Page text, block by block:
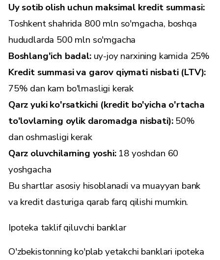
Uy sotib olish uchun maksimal kredit summasi:
Toshkent shahrida 800 mln so'mgacha, boshqa
hududlarda 500 mln so'mgacha
Boshlang'ich badal: uy-joy narxining kamida 25%
Kredit summasi va garov qiymati nisbati (LTV):
75% dan kam bo'lmasligi kerak
Qarz yuki ko'rsatkichi (kredit bo'yicha o'rtacha
to'lovlarning oylik daromadga nisbati):50%
dan oshmasligi kerak
Qarz oluvchilarning yoshi: 18 yoshdan 60
yoshgacha
Bu shartlar asosiy hisoblanadi va muayyan bank
va kredit dasturiga qarab farq qilishi mumkin.
Ipoteka taklif qiluvchi banklar
O'zbekistonning ko'plab yetakchi banklari ipoteka